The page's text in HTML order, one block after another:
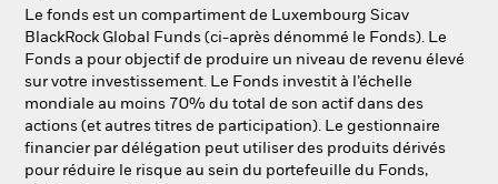
Aladdin
Notre société
Le fonds est un compartiment de Luxembourg Sicav
BlackRock Global Funds (ci-après dénommé le Fonds). Le
Fonds a pour objectif de produire un niveau de revenu élevé
sur votre investissement. Le Fonds investit à l’échelle
mondiale au moins 70% du total de son actif dans des
actions (et autres titres de participation). Le gestionnaire
financier par délégation peut utiliser des produits dérivés
pour réduire le risque au sein du portefeuille du Fonds,